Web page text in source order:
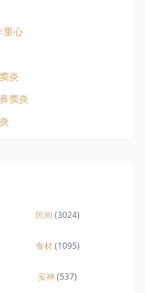
重心
炎
窦炎
民间 (3024)
食材(1095)
安神(537)